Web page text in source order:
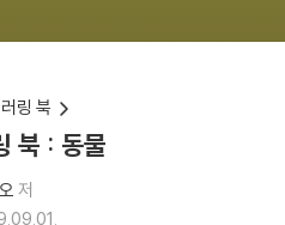
링 북
북 : 동물
저